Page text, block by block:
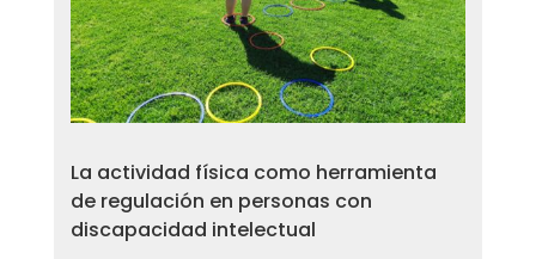
La actividad física como herramienta
de regulación en personas con
discapacidad intelectual